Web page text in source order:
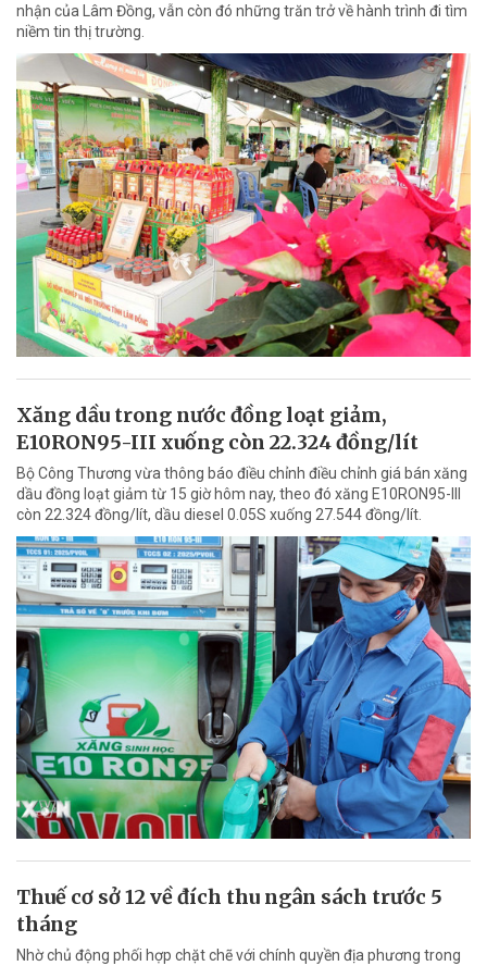
nhận của Lâm Đồng, vẫn còn đó những trăn trở về hành trình đi tìm
niềm tin thị trường.
Xăng dầu trong nước đồng loạt giảm,
E10RON95-III xuống còn 22.324 đồng/lít
Bộ Công Thương vừa thông báo điều chỉnh điều chỉnh giá bán xăng
dầu đồng loạt giảm từ 15 giờ hôm nay, theo đó xăng E10RON95-III
còn 22.324 đồng/lít, dầu diesel 0.05S xuống 27.544 đồng/lít.
Thuế cơ sở 12 về đích thu ngân sách trước 5
tháng
Nhờ chủ động phối hợp chặt chẽ với chính quyền địa phương trong